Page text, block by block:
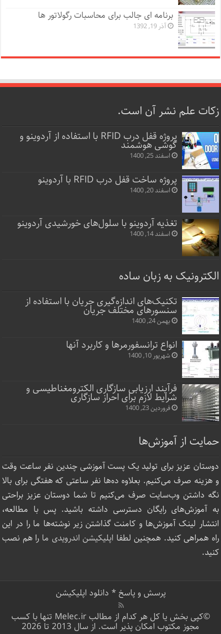
برنامه ای جالب برای محاسبات رگولاتور ها
آذر 19, 1392
زکات علم نشر آن است.
پروژه قفل‌ درب RFID با استفاده از آردوینو و
گوشی هوشمند
اسفند 25, 1400
پروژه ساخت قفل‌ درب RFID با آردوینو
اسفند 20, 1400
تغذیه آردوینو با سلول‌های خورشیدی آردوینو
اسفند 14, 1400
الکترونیک به زبان ساده
تکنیک‌های اندازه‌گیری جریان با استفاده از
سنسورهای مختلف جریان
بهمن 24, 1400
انواع ترانسفورمرها و کاربرد آنها
شهریور 10, 1400
فرآیند ارزیابی سازگاری الکترومغناطیسی و
شرایط لازم برای احراز سازگاری
فروردین 23, 1400
حمایت از آموزش‌ها
دوستان عزیز برای تولید یک پست آموزشی چندین نفر ساعت‌ وقت
و هزینه صرف می‌کنیم. بعلاوه ده‌ها نفر ساعتی که هفتگی برای بالا
نگه داشتن وب‌سایت صرف ‌می‌کنیم تا شما دوستان عزیز براحتی
به آموزش‌های رایگان دسترسی داشته باشید. پس با مطالعه،
انتشار لینک‌ آموزش‌ها و کامنت گذاشتن زیر نوشته‌‌ها ما را در این
راه همراهی کنید. همچنین لطفا اپلیکیشن اندرویدی ما را هم نصب
کنید.
پرسش و پاسخ* دانلود اپلیکیشن
©کپی بخش یا کل هر کدام از مطالب Melec.ir تنها با کسب
مجوز مکتوب امکان پذیر است. از سال 2013 تا 2026